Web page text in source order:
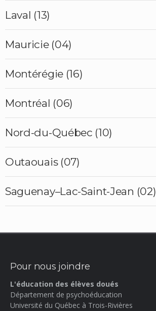
Laval (13)
Mauricie (04)
Montérégie (16)
Montréal (06)
Nord-du-Québec (10)
Outaouais (07)
Saguenay–Lac-Saint-Jean (02)
Pour nous joindre
L'éducation des élèves doués
Département de psychoéducation
Université du Québec à Trois-Rivières